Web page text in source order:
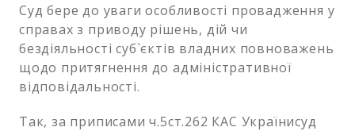
Суд бере до уваги особливості провадження у
справах з приводу рішень, дій чи
бездіяльності суб`єктів владних повноважень
щодо притягнення до адміністративної
відповідальності.
Так, за приписами ч.5ст.262 КАС Українисуд